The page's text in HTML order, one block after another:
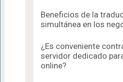
Beneficios de la
simultánea en los
¿Es conveniente
servidor dedicado
online?